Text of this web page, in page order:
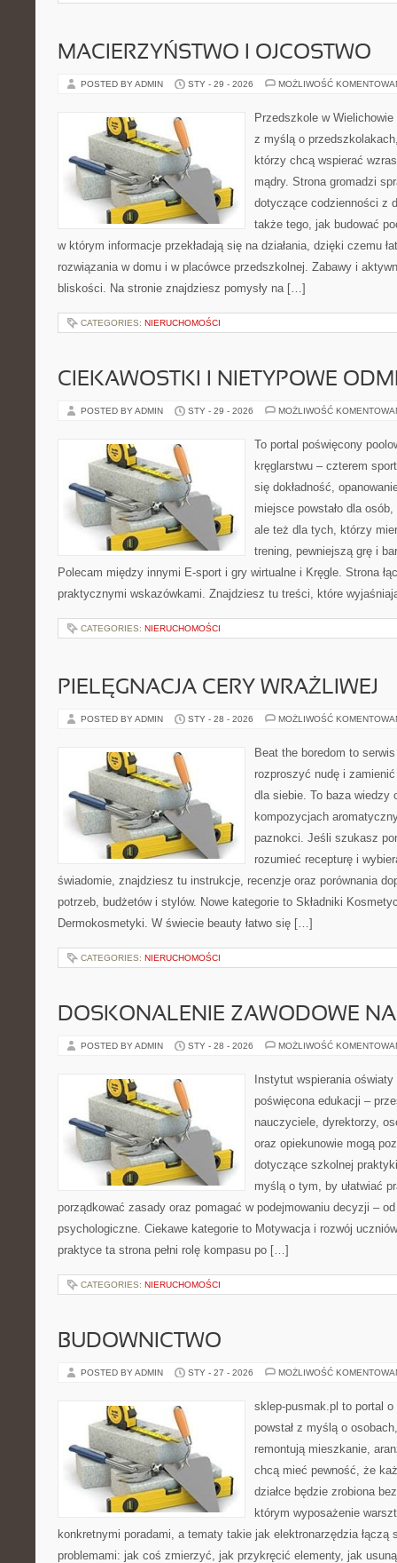
MACIERZYŃSTWO I OJCOSTWO
POSTED BY ADMIN STY - 29 - 2026 MOŻLIWOŚĆ
Przedszkole w
z myślą o
którzy chcą wspierać
mądry. Strona gromadzi
dotyczące codzienności z
także tego, jak budować
w którym informacje przekładają się na działania, dzięki czemu
rozwiązania w domu i w placówce przedszkolnej. Zabawy i
bliskości. Na stronie znajdziesz pomysły na […]
CATEGORIES: NIERUCHOMOŚCI
CIEKAWOSTKI I NIETYPOWE
POSTED BY ADMIN STY - 29 - 2026 MOŻLIWOŚĆ
To portal poświęcony
kręglarstwu – czterem
się dokładność,
miejsce powstało dla
ale też dla tych, którzy
trening, pewniejszą grę i
Polecam między innymi E-sport i gry wirtualne i Kręgle. Strona
praktycznymi wskazówkami. Znajdziesz tu treści, które
CATEGORIES: NIERUCHOMOŚCI
PIELĘGNACJA CERY WRAŻLIWEJ
POSTED BY ADMIN STY - 28 - 2026 MOŻLIWOŚĆ
Beat the boredom to
rozproszyć nudę i
dla siebie. To baza wiedzy
kompozycjach
paznokci. Jeśli szukasz
rozumieć recepturę i
świadomie, znajdziesz tu instrukcje, recenzje oraz porównania
potrzeb, budżetów i stylów. Nowe kategorie to Składniki
Dermokosmetyki. W świecie beauty łatwo się […]
CATEGORIES: NIERUCHOMOŚCI
DOSKONALENIE ZAWODOWE
POSTED BY ADMIN STY - 28 - 2026 MOŻLIWOŚĆ
Instytut wspierania
poświęcona edukacji –
nauczyciele, dyrektorzy,
oraz opiekunowie mogą
dotyczące szkolnej
myślą o tym, by ułatwiać
porządkować zasady oraz pomagać w podejmowaniu decyzji –
psychologiczne. Ciekawe kategorie to Motywacja i rozwój
praktyce ta strona pełni rolę kompasu po […]
CATEGORIES: NIERUCHOMOŚCI
BUDOWNICTWO
POSTED BY ADMIN STY - 27 - 2026 MOŻLIWOŚĆ
sklep-pusmak.pl to portal
powstał z myślą o
remontują mieszkanie,
chcą mieć pewność, że
działce będzie zrobiona
którym wyposażenie
konkretnymi poradami, a tematy takie jak elektronarzędzia łączą
problemami: jak coś zmierzyć, jak przykręcić elementy, jak